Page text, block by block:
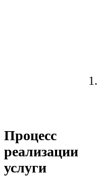
Процесс
реализации
услуги